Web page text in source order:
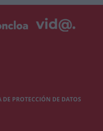
PROTECCIÓN DE DATOS